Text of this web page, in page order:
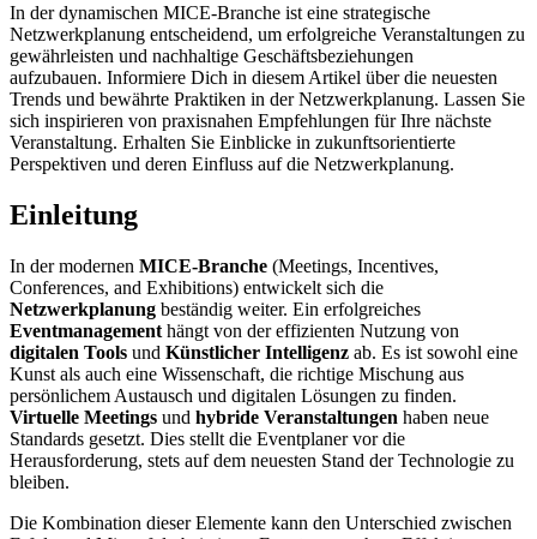
In der dynamischen MICE-Branche ist eine strategische
Netzwerkplanung entscheidend, um erfolgreiche Veranstaltungen zu
gewährleisten und nachhaltige Geschäftsbeziehungen
aufzubauen. Informiere Dich in diesem Artikel über die neuesten
Trends und bewährte Praktiken in der Netzwerkplanung. Lassen Sie
sich inspirieren von praxisnahen Empfehlungen für Ihre nächste
Veranstaltung. Erhalten Sie Einblicke in zukunftsorientierte
Perspektiven und deren Einfluss auf die Netzwerkplanung.
Einleitung
In der modernen MICE-Branche (Meetings, Incentives,
Conferences, and Exhibitions) entwickelt sich die
Netzwerkplanung beständig weiter. Ein erfolgreiches
Eventmanagement hängt von der effizienten Nutzung von
digitalen Tools und Künstlicher Intelligenz ab. Es ist sowohl eine
Kunst als auch eine Wissenschaft, die richtige Mischung aus
persönlichem Austausch und digitalen Lösungen zu finden.
Virtuelle Meetings und hybride Veranstaltungen haben neue
Standards gesetzt. Dies stellt die Eventplaner vor die
Herausforderung, stets auf dem neuesten Stand der Technologie zu
bleiben.
Die Kombination dieser Elemente kann den Unterschied zwischen